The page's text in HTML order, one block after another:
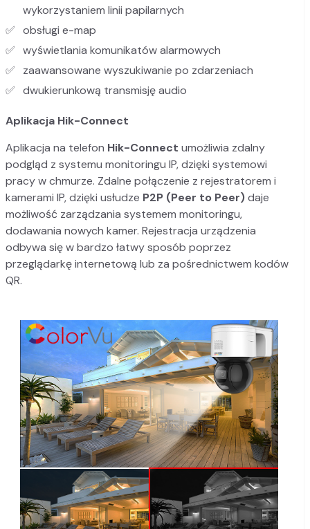
wykorzystaniem linii papilarnych
obsługi e-map
wyświetlania komunikatów alarmowych
zaawansowane wyszukiwanie po zdarzeniach
dwukierunkową transmisję audio
Aplikacja Hik-Connect
Aplikacja na telefon Hik-Connect umożliwia zdalny
podgląd z systemu monitoringu IP, dzięki systemowi
pracy w chmurze. Zdalne połączenie z rejestratorem i
kamerami IP, dzięki usłudze P2P (Peer to Peer)daje
możliwość zarządzania systemem monitoringu,
dodawania nowych kamer. Rejestracja urządzenia
odbywa się w bardzo łatwy sposób poprzez
przeglądarkę internetową lub za pośrednictwem kodów
QR.